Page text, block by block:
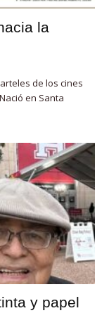
la
de los cines
en Santa
y papel